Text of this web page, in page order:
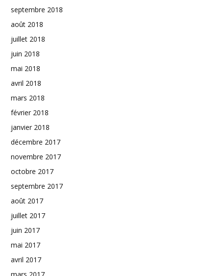
septembre 2018
août 2018
juillet 2018
juin 2018
mai 2018
avril 2018
mars 2018
février 2018
janvier 2018
décembre 2017
novembre 2017
octobre 2017
septembre 2017
août 2017
juillet 2017
juin 2017
mai 2017
avril 2017